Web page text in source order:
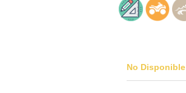
No Disponible